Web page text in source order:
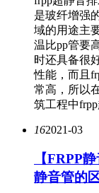
是玻纤增强
域的用途主
温比pp管要
时还具备很
性能，而且
常高，所以
筑工程中
162021-03
【FRPP
静音管的